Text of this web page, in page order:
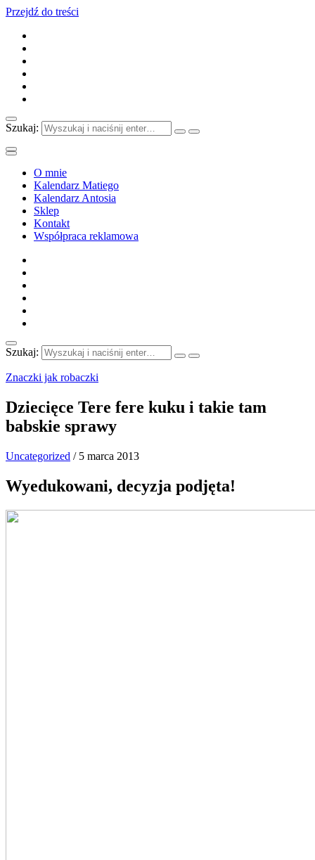
Przejdź do treści
Szukaj:
O mnie
Kalendarz Matiego
Kalendarz Antosia
Sklep
Kontakt
Współpraca reklamowa
Szukaj:
Znaczki jak robaczki
Dziecięce Tere fere kuku i takie tam
babskie sprawy
Uncategorized / 5 marca 2013
Wyedukowani, decyzja podjęta!